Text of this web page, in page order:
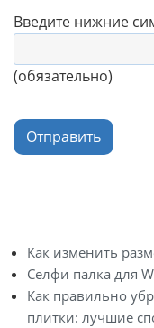
Введите нижние
(обязательно)
Отправить
Как изменить
Селфи палка для
Как правильно
плитки: лучшие